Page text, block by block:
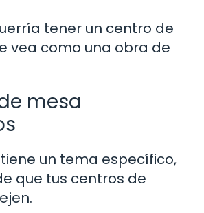
tener un centro de
vea como una obra de
mesa
un tema específico,
que tus centros de